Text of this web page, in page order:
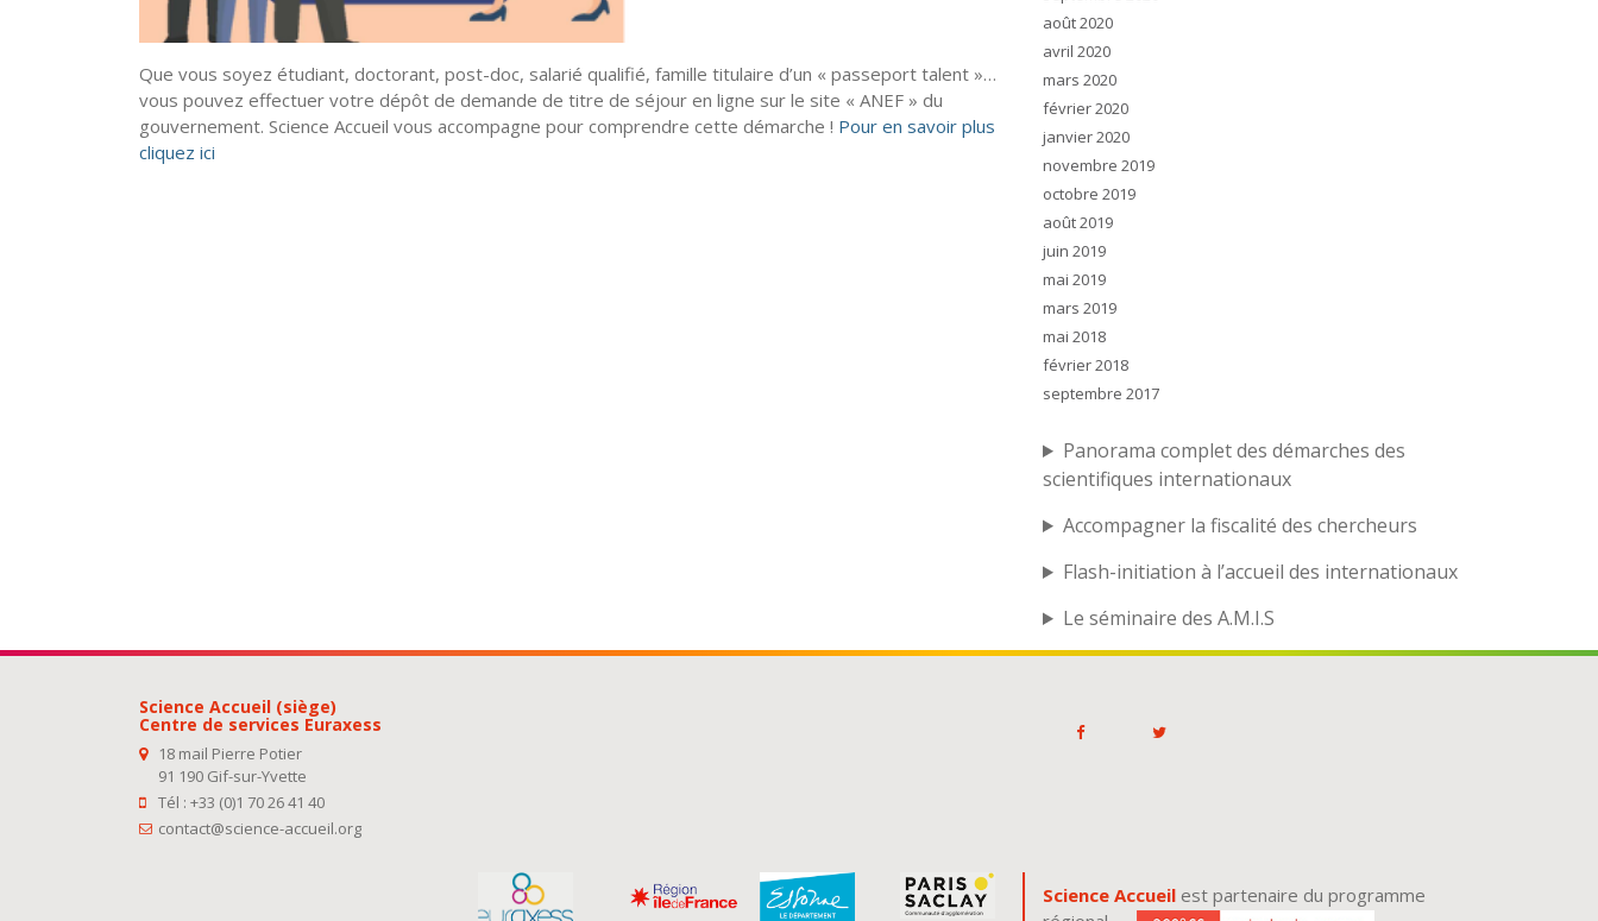
Que vous soyez étudiant, doctorant, post-doc, salarié qualifié, famille titulaire d’un « passeport talent »…
vous pouvez effectuer votre dépôt de demande de titre de séjour en ligne sur le site « ANEF » du
gouvernement. Science Accueil vous accompagne pour comprendre cette démarche ! Pour en savoir plus
cliquez ici
août 2020
avril 2020
mars 2020
février 2020
janvier 2020
novembre 2019
octobre 2019
août 2019
juin 2019
mai 2019
mars 2019
mai 2018
février 2018
septembre 2017
Panorama complet des démarches des
scientifiques internationaux
Accompagner la fiscalité des chercheurs
Flash-initiation à l’accueil des internationaux
Le séminaire des A.M.I.S
Science Accueil (siège)
Centre de services Euraxess
18 mail Pierre Potier
91 190 Gif-sur-Yvette
Tél : +33 (0)1 70 26 41 40
contact@science-accueil.org
Science Accueil est partenaire du programme